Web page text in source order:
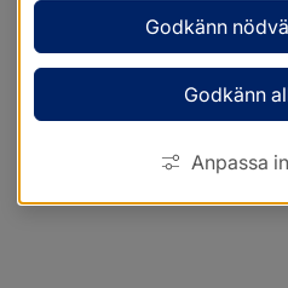
Godkänn
Godkänn
Anpassa